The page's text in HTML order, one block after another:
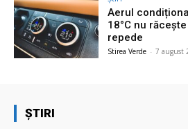
Aerul
18°C nu
repede
Stirea Verde - 7 august
ȘTIRI